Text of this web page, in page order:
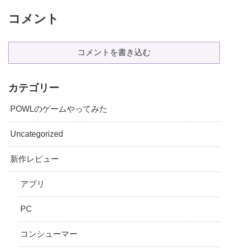
コメント
コメントを書き込む
カテゴリー
POWLのゲームやってみた
Uncategorized
新作レビュー
アプリ
PC
コンシューマー